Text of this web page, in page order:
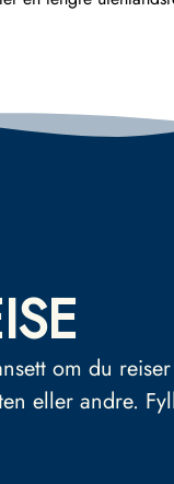
om du
eller andre.